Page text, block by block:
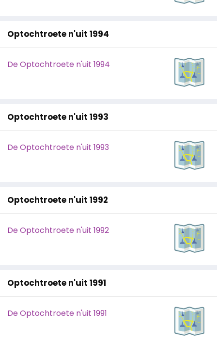
Optochtroete n'uit 1994
De Optochtroete n'uit 1994
Optochtroete n'uit 1993
De Optochtroete n'uit 1993
Optochtroete n'uit 1992
De Optochtroete n'uit 1992
Optochtroete n'uit 1991
De Optochtroete n'uit 1991